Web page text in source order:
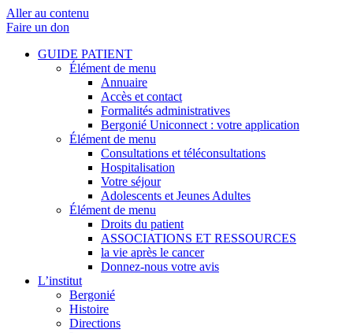
Aller au contenu
Faire un don
GUIDE PATIENT
Élément de menu
Annuaire
Accès et contact
Formalités administratives
Bergonié Uniconnect : votre application
Élément de menu
Consultations et téléconsultations
Hospitalisation
Votre séjour
Adolescents et Jeunes Adultes
Élément de menu
Droits du patient
ASSOCIATIONS ET RESSOURCES
la vie après le cancer
Donnez-nous votre avis
L’institut
Bergonié
Histoire
Directions